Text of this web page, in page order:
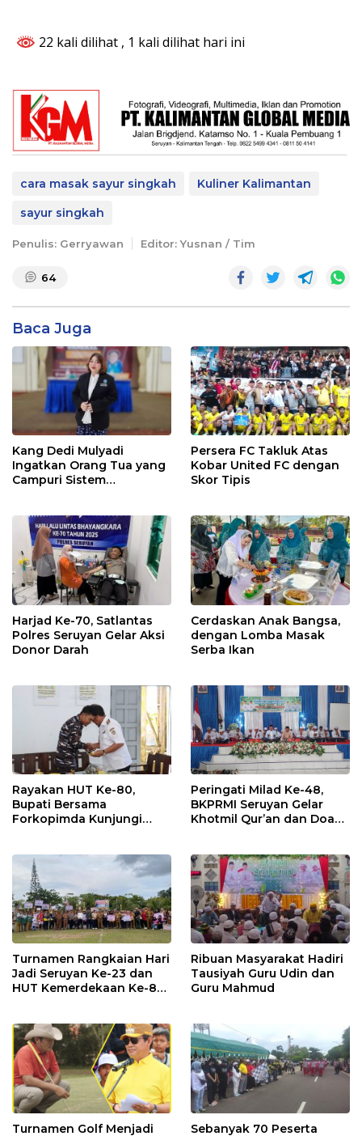
22 kali dilihat , 1 kali dilihat hari ini
cara masak sayur singkah
Kuliner Kalimantan
sayur singkah
Penulis: Gerryawan Editor: Yusnan / Tim
64
Baca Juga
Kang Dedi Mulyadi
Ingatkan Orang Tua yang
Campuri Sistem
Etika Hukum Pendidikan
Persera FC Takluk Atas
Kobar United FC dengan
Skor Tipis
Harjad Ke-70, Satlantas
Polres Seruyan Gelar Aksi
Donor Darah
Cerdaskan Anak Bangsa,
dengan Lomba Masak
Serba Ikan
Rayakan HUT Ke-80,
Bupati Bersama
Forkopimda Kunjungi
Peringati Milad Ke-48,
BKPRMI Seruyan Gelar
Khotmil Qur’an dan Doa
Turnamen Rangkaian Hari
Jadi Seruyan Ke-23 dan
HUT Kemerdekaan Ke-80
Ribuan Masyarakat Hadiri
Tausiyah Guru Udin dan
Guru Mahmud
Turnamen Golf Menjadi
Sebanyak 70 Peserta